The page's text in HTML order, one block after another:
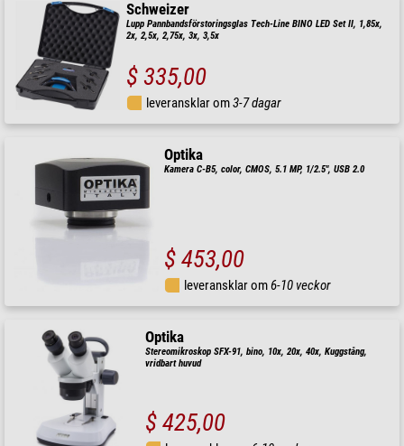
Schweizer
Lupp Pannbandsförstoringsglas Tech-Line BINO LED Set II, 1,85x,
2x, 2,5x, 2,75x, 3x, 3,5x
$ 335,00
leveransklar om3-7 dagar
Optika
Kamera C-B5, color, CMOS, 5.1 MP, 1/2.5", USB 2.0
$ 453,00
leveransklar om6-10 veckor
Optika
Stereomikroskop SFX-91, bino, 10x, 20x, 40x, Kuggstång,
vridbart huvud
$ 425,00